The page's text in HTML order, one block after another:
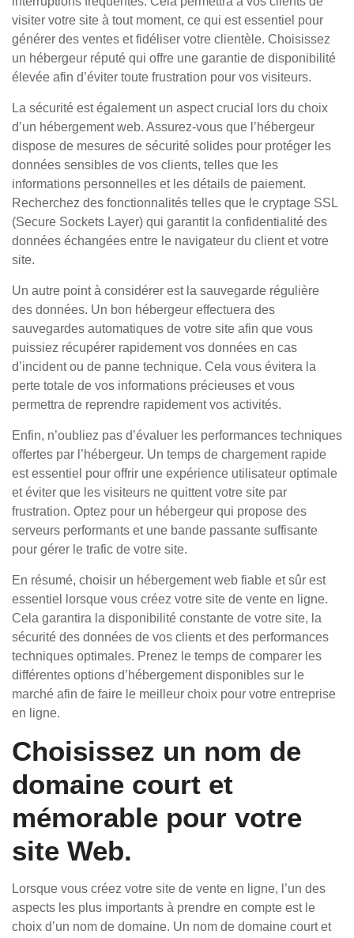
visiter votre site à tout moment, ce qui est essentiel pour
générer des ventes et fidéliser votre clientèle. Choisissez
un hébergeur réputé qui offre une garantie de disponibilité
élevée afin d’éviter toute frustration pour vos visiteurs.
La sécurité est également un aspect crucial lors du choix
d’un hébergement web. Assurez-vous que l’hébergeur
dispose de mesures de sécurité solides pour protéger les
données sensibles de vos clients, telles que les
informations personnelles et les détails de paiement.
Recherchez des fonctionnalités telles que le cryptage SSL
(Secure Sockets Layer) qui garantit la confidentialité des
données échangées entre le navigateur du client et votre
site.
Un autre point à considérer est la sauvegarde régulière
des données. Un bon hébergeur effectuera des
sauvegardes automatiques de votre site afin que vous
puissiez récupérer rapidement vos données en cas
d’incident ou de panne technique. Cela vous évitera la
perte totale de vos informations précieuses et vous
permettra de reprendre rapidement vos activités.
Enfin, n’oubliez pas d’évaluer les performances techniques
offertes par l’hébergeur. Un temps de chargement rapide
est essentiel pour offrir une expérience utilisateur optimale
et éviter que les visiteurs ne quittent votre site par
frustration. Optez pour un hébergeur qui propose des
serveurs performants et une bande passante suffisante
pour gérer le trafic de votre site.
En résumé, choisir un hébergement web fiable et sûr est
essentiel lorsque vous créez votre site de vente en ligne.
Cela garantira la disponibilité constante de votre site, la
sécurité des données de vos clients et des performances
techniques optimales. Prenez le temps de comparer les
différentes options d’hébergement disponibles sur le
marché afin de faire le meilleur choix pour votre entreprise
en ligne.
Choisissez un nom de
domaine court et
mémorable pour votre
site Web.
Lorsque vous créez votre site de vente en ligne, l’un des
aspects les plus importants à prendre en compte est le
choix d’un nom de domaine. Un nom de domaine court et